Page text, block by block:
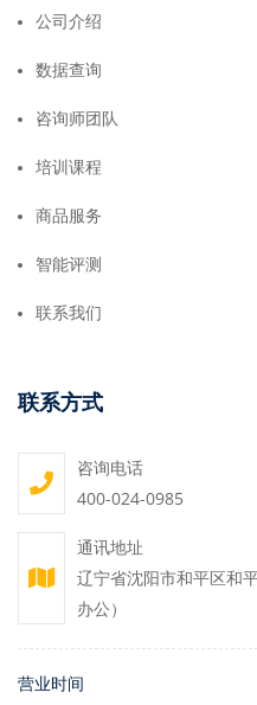
公司介绍
数据查询
咨询师团队
培训课程
商品服务
智能评测
联系我们
联系方式
咨询电话
400-024-0985
通讯地址
辽宁省沈阳市和平区和
办公）
营业时间